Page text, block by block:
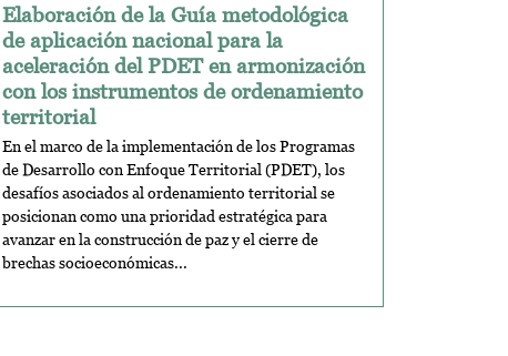
Elaboración de la Guía metodológica
de aplicación nacional para la
aceleración del PDET en armonización
con los instrumentos de ordenamiento
territorial
En el marco de la implementación de los Programas
de Desarrollo con Enfoque Territorial (PDET), los
desafíos asociados al ordenamiento territorial se
posicionan como una prioridad estratégica para
avanzar en la construcción de paz y el cierre de
brechas socioeconómicas...